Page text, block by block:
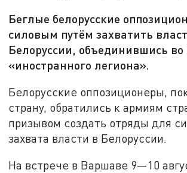
Беглые белорусские
силовым путём захватить
Белоруссии, объединившись во
«иностранного легиона».
Белорусские оппозиционеры,
страну, обратились к армиям
призывом создать отряды для
захвата власти в Белоруссии.
На встрече в Варшаве 9—10